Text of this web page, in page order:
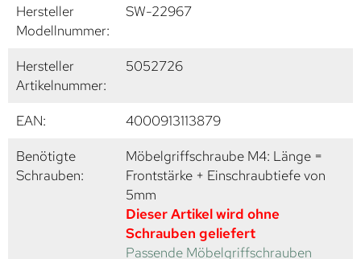
Hersteller
Modellnummer:
SW-22967
Hersteller
Artikelnummer:
5052726
EAN:
4000913113879
Benötigte
Schrauben:
Möbelgriffschraube M4: Länge =
Frontstärke + Einschraubtiefe von
5mm
Dieser Artikel wird ohne
Schrauben geliefert
Passende Möbelgriffschrauben